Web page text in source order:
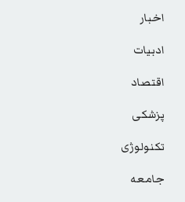
اخبار
ادبیات
اقتصاد
پزشکی
تکنولوژی
جامعه